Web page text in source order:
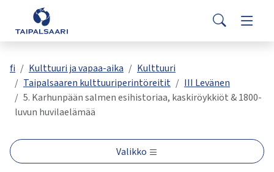
Siirry pääsisältöön
Palaute
Yhteystiedot
Search
Valitse
oleva
tulos
ylös-
ja
Siirry
valittuun
Asuminen ja rakentaminen
Opetus ja kasvatus
Hyvinvointi ja terveys
Kulttuuri ja vapaa-aika
fi Kulttuuri ja vapaa-aika
Kulttuuri
Taipalsaaren kulttuuriperintöreitit
III Levänen
5. Karhunpään salmen esihistoriaa, kaskiröykkiöt & 1800-
luvun huvilaelämää
Valikko